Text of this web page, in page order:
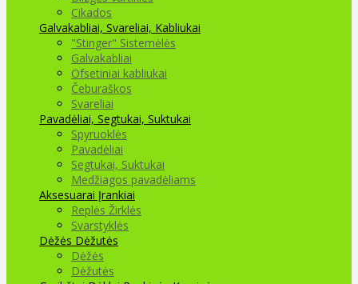
Cikados
Galvakabliai, Svareliai, Kabliukai
"Stinger" Sistemėlės
Galvakabliai
Ofsetiniai kabliukai
Čeburaškos
Svareliai
Pavadėliai, Segtukai, Suktukai
Spyruoklės
Pavadėliai
Segtukai, Suktukai
Medžiagos pavadėliams
Aksesuarai Įrankiai
Replės Žirklės
Svarstyklės
Dėžės Dėžutės
Dėžės
Dėžutės